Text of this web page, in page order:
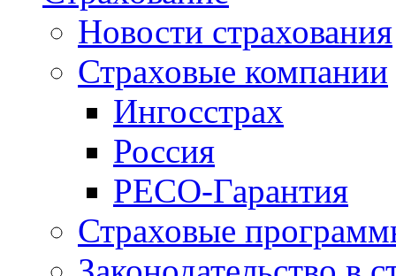
Новости страхования
Страховые компании
Ингосстрах
Россия
РЕСО-Гарантия
Страховые